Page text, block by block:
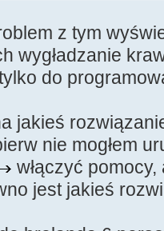
z tym
wygładzanie
do
jakieś
nie mogłem
włączyć
jest jakieś